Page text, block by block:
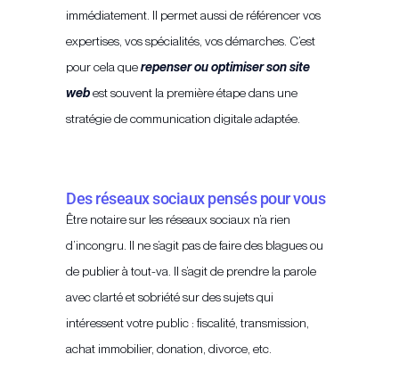
immédiatement. Il permet aussi de référencer vos
expertises, vos spécialités, vos démarches. C’est
pour cela querepenser ou optimiser son site
webest souvent la première étape dans une
stratégie de communication digitale adaptée.
Des réseaux sociaux pensés pour vous
Être notaire sur les réseaux sociaux n’a rien
d’incongru. Il ne s’agit pas de faire des blagues ou
de publier à tout-va. Il s’agit de prendre la parole
avec clarté et sobriété sur des sujets qui
intéressent votre public : fiscalité, transmission,
achat immobilier, donation, divorce, etc.